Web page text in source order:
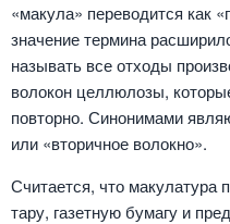
«макула» переводится как
значение термина
называть все отходы
волокон целлюлозы,
повторно. Синонимами
или «вторичное волокно».
Считается, что макулатура
тару, газетную бумагу и